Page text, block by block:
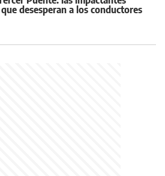
desesperan a los conductores